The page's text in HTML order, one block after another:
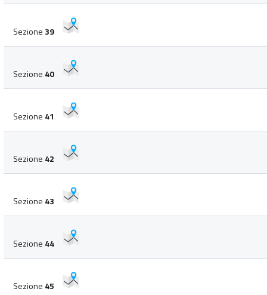
Sezione 39
Sezione 40
Sezione 41
Sezione 42
Sezione 43
Sezione 44
Sezione 45